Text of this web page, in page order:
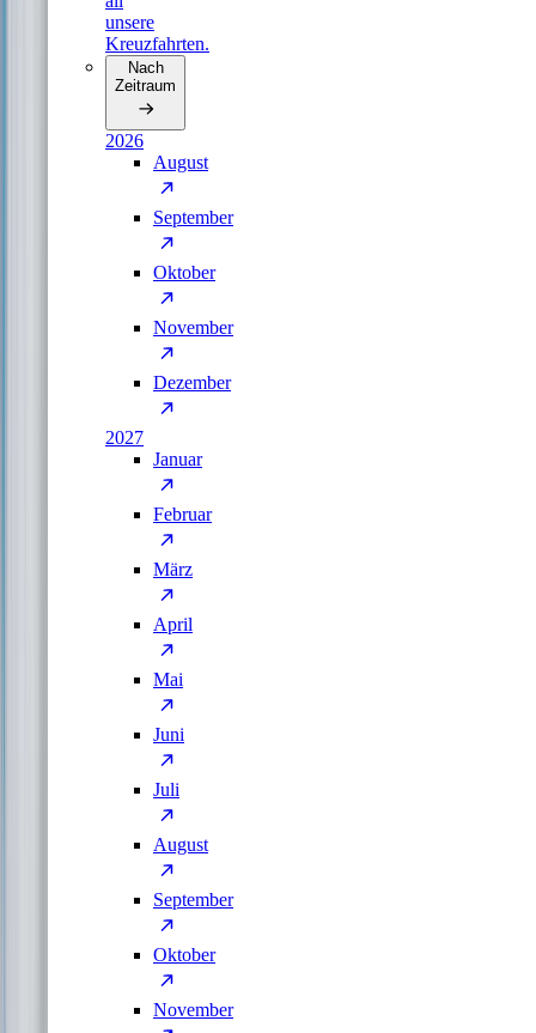
unsere
Kreuzfahrten.
Nach
Zeitraum
2026
August
September
Oktober
November
Dezember
2027
Januar
Februar
März
April
Mai
Juni
Juli
August
September
Oktober
November